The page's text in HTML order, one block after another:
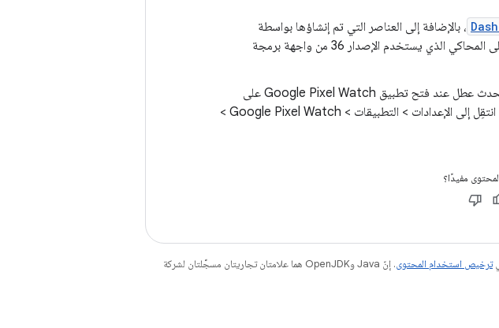
، بالإضافة إلى العناصر التي تم إنشاؤها بواسطة
، بشكل صحيح على المحاكي الذي يستخدم الإصدار 36 من واجهة برمجة
قد يحدث عطل عند فتح تطبيق Google Pixel Watch على
. من محاكي الهاتف، انتقِل إلى الإعدادات > التطبيقات > Google Pixel Watch >
مفيدًا؟
ترخيص استخدام المحتوى
. إنّ Java وOpenJDK هما علامتان تجاريتان مسجَّلتان لشركة